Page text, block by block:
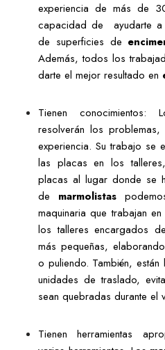
experiencia de más de
capacidad de ayudarte
de superficies de
Además, todos los
darte el mejor resultado en
Tienen conocimientos:
resolverán los
experiencia. Su trabajo se
las placas en los
placas al lugar donde se
de marmolistas
maquinaria que trabajan
los talleres encargados
más pequeñas,
o puliendo. También,
unidades de traslado,
sean quebradas durante el
Tienen herramientas